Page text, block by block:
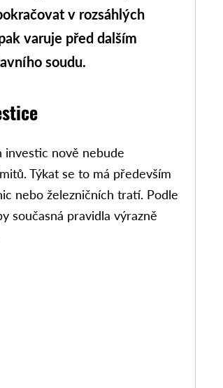
v rozsáhlých
varuje před dalším
soudu.
investic nově nebude
Týkat se to má především
nebo železničních tratí. Podle
současná pravidla výrazně